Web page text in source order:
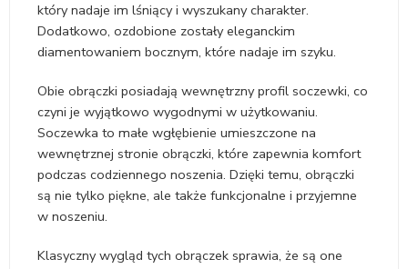
który nadaje im lśniący i wyszukany charakter.
Dodatkowo, ozdobione zostały eleganckim
diamentowaniem bocznym, które nadaje im szyku.
Obie obrączki posiadają wewnętrzny profil soczewki, co
czyni je wyjątkowo wygodnymi w użytkowaniu.
Soczewka to małe wgłębienie umieszczone na
wewnętrznej stronie obrączki, które zapewnia komfort
podczas codziennego noszenia. Dzięki temu, obrączki
są nie tylko piękne, ale także funkcjonalne i przyjemne
w noszeniu.
Klasyczny wygląd tych obrączek sprawia, że są one